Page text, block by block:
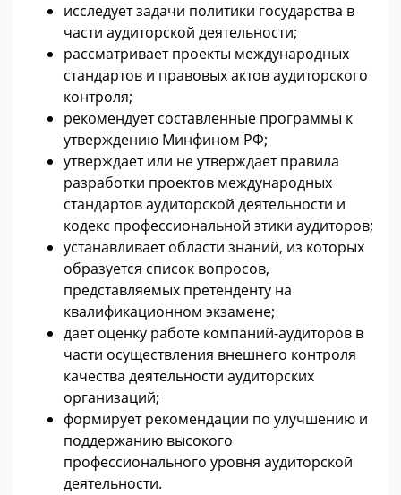
исследует задачи политики государства в
части аудиторской деятельности;
рассматривает проекты международных
стандартов и правовых актов аудиторского
контроля;
рекомендует составленные программы к
утверждению Минфином РФ;
утверждает или не утверждает правила
разработки проектов международных
стандартов аудиторской деятельности и
кодекс профессиональной этики аудиторов;
устанавливает области знаний, из которых
образуется список вопросов,
представляемых претенденту на
квалификационном экзамене;
дает оценку работе компаний-аудиторов в
части осуществления внешнего контроля
качества деятельности аудиторских
организаций;
формирует рекомендации по улучшению и
поддержанию высокого
профессионального уровня аудиторской
деятельности.